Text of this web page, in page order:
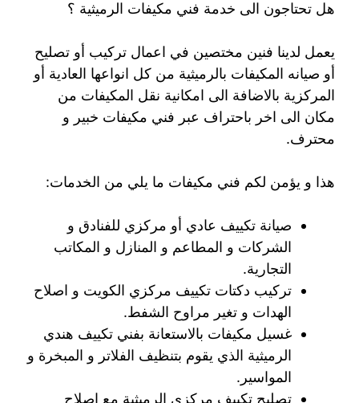
هل تحتاجون الى خدمة فني مكيفات الرميثية ؟
يعمل لدينا فنين مختصين في اعمال تركيب أو تصليح
أو صيانه المكيفات بالرميثية من كل انواعها العادية أو
المركزية بالاضافة الى امكانية نقل المكيفات من
مكان الى اخر باحتراف عبر فني مكيفات خبير و
محترف.
هذا و يؤمن لكم فني مكيفات ما يلي من الخدمات:
صيانة تكييف عادي أو مركزي للفنادق و
الشركات و المطاعم و المنازل و المكاتب
التجارية.
تركيب دكتات تكييف مركزي الكويت و اصلاح
الهدات و تغير مراوح الشفط.
غسيل مكيفات بالاستعانة بفني تكييف هندي
الرميثية الذي يقوم بتنظيف الفلاتر و المبخرة و
المواسير.
تصليح تكييف مركزي الرميثية مع اصلاح